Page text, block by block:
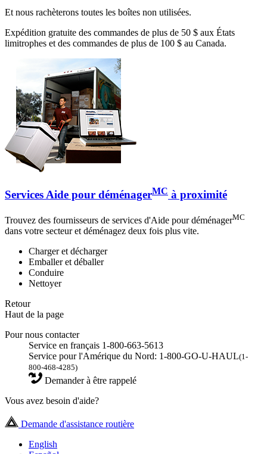
Et nous rachèterons toutes les boîtes non utilisées.
Expédition gratuite des commandes de plus de 50 $ aux États
limitrophes et des commandes de plus de 100 $ au Canada.
Services Aide pour déménagerMC à proximité
Trouvez des fournisseurs de services d'Aide pour déménagerMC
dans votre secteur et déménagez deux fois plus vite.
Charger et décharger
Emballer et déballer
Conduire
Nettoyer
Retour
Haut de la page
Pour nous contacter
Service en français 1-800-663-5613
Service pour l'Amérique du Nord: 1-800-GO-U-HAUL(1-
800-468-4285)
Demander à être rappelé
Vous avez besoin d'aide?
Demande d'assistance routière
English